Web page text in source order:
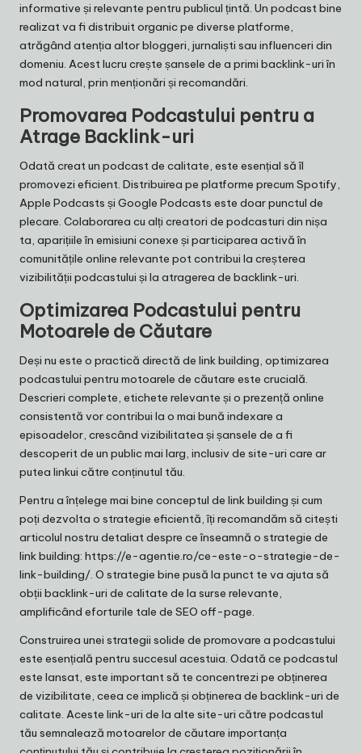
informative și relevante pentru publicul țintă. Un podcast bine
realizat va fi distribuit organic pe diverse platforme,
atrăgând atenția altor bloggeri, jurnaliști sau influenceri din
domeniu. Acest lucru crește șansele de a primi backlink-uri în
mod natural, prin menționări și recomandări.
Promovarea Podcastului pentru a
Atrage Backlink-uri
Odată creat un podcast de calitate, este esențial să îl
promovezi eficient. Distribuirea pe platforme precum Spotify,
Apple Podcasts și Google Podcasts este doar punctul de
plecare. Colaborarea cu alți creatori de podcasturi din nișa
ta, aparițiile în emisiuni conexe și participarea activă în
comunitățile online relevante pot contribui la creșterea
vizibilității podcastului și la atragerea de backlink-uri.
Optimizarea Podcastului pentru
Motoarele de Căutare
Deși nu este o practică directă de link building, optimizarea
podcastului pentru motoarele de căutare este crucială.
Descrieri complete, etichete relevante și o prezență online
consistentă vor contribui la o mai bună indexare a
episoadelor, crescând vizibilitatea și șansele de a fi
descoperit de un public mai larg, inclusiv de site-uri care ar
putea linkui către conținutul tău.
Pentru a înțelege mai bine conceptul de link building și cum
poți dezvolta o strategie eficientă, îți recomandăm să citești
articolul nostru detaliat despre ce înseamnă o strategie de
link building: https://e-agentie.ro/ce-este-o-strategie-de-
link-building/. O strategie bine pusă la punct te va ajuta să
obții backlink-uri de calitate de la surse relevante,
amplificând eforturile tale de SEO off-page.
Construirea unei strategii solide de promovare a podcastului
este esențială pentru succesul acestuia. Odată ce podcastul
este lansat, este important să te concentrezi pe obținerea
de vizibilitate, ceea ce implică și obținerea de backlink-uri de
calitate. Aceste link-uri de la alte site-uri către podcastul
tău semnalează motoarelor de căutare importanța